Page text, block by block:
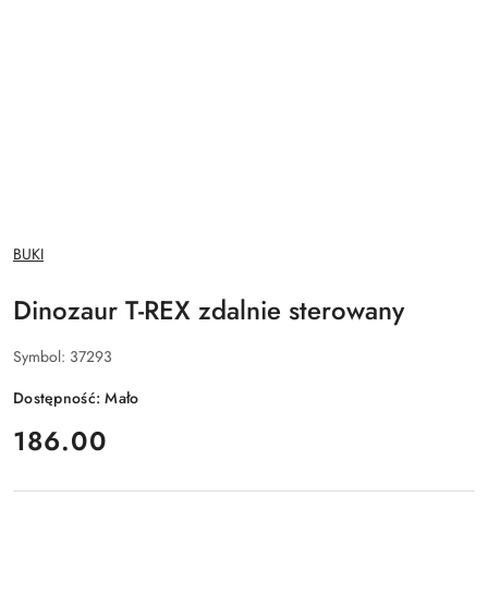
NAZWA
PRODUCENTA:
BUKI
Dinozaur T-REX zdalnie sterowany
Symbol: 37293
Dostępność:Mało
cena:
186.00